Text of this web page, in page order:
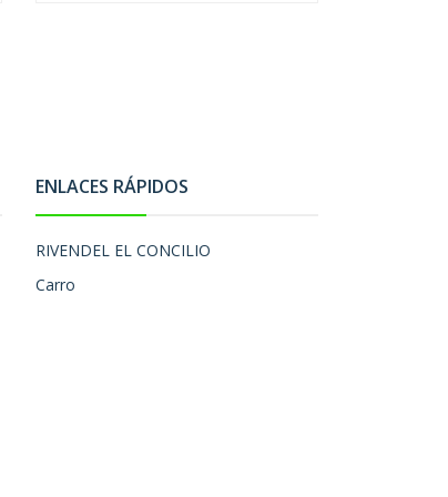
ENLACES RÁPIDOS
RIVENDEL EL CONCILIO
Carro